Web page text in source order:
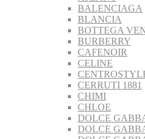
BALENCIAGA
BLANCIA
BOTTEGA
BURBERRY
CAFENOIR
CELINE
CERRUTI 1881
CHIMI
CHLOE
DOLCE
DOLCE